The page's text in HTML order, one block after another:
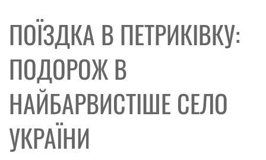
ПОЇЗДКА В ПЕТРИКІВКУ:
ПОДОРОЖ В
НАЙБАРВИСТІШЕ СЕЛО
УКРАЇНИ